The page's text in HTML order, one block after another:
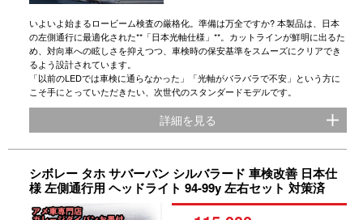
いよいよ始まるロービーム検査の厳格化。準備は万全ですか? 本製品は、日本
の左側通行に最適化された**「日本光軸仕様」**。カットラインが鮮明に出るた
め、対向車への眩しさを抑えつつ、車検時の保安基準をスムーズにクリアでき
るよう設計されています。
「以前のLEDでは車検に通らなかった」「光軸がバラバラで不安」という方に
こそ手にとっていただきたい、次世代のスタンダードモデルです。
詳細を見る
シボレー タホ サバーバン シルバラード 車検改善 日本仕
様 左側通行用 ヘッドライト 94-99y 左右セット 対策済